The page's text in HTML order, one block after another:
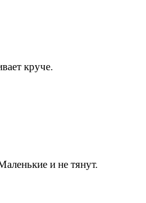
круче.
и не тянут.